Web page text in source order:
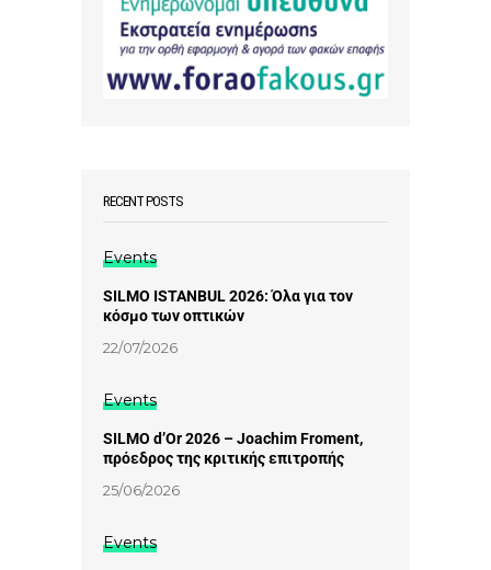
RECENT POSTS
Events
SILMO ISTANBUL 2026: Όλα για τον
κόσμο των οπτικών
22/07/2026
Events
SILMO d’Or 2026 – Joachim Froment,
πρόεδρος της κριτικής επιτροπής
25/06/2026
Events